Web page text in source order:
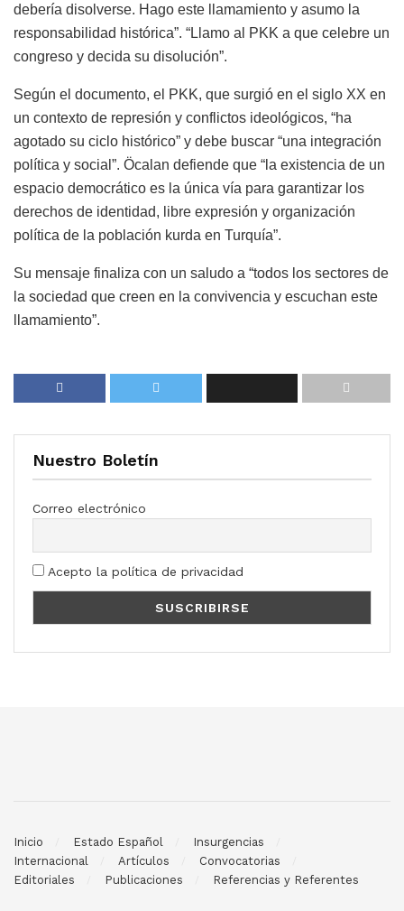
debería disolverse. Hago este llamamiento y asumo la
responsabilidad histórica”. “Llamo al PKK a que celebre un
congreso y decida su disolución”.
Según el documento, el PKK, que surgió en el siglo XX en
un contexto de represión y conflictos ideológicos, “ha
agotado su ciclo histórico” y debe buscar “una integración
política y social”. Öcalan defiende que “la existencia de un
espacio democrático es la única vía para garantizar los
derechos de identidad, libre expresión y organización
política de la población kurda en Turquía”.
Su mensaje finaliza con un saludo a “todos los sectores de
la sociedad que creen en la convivencia y escuchan este
llamamiento”.
Nuestro Boletín
Correo electrónico
Acepto la política de privacidad
Inicio Estado Español
Insurgencias
Internacional
Artículos
Convocatorias
Editoriales
Publicaciones Referencias y Referentes